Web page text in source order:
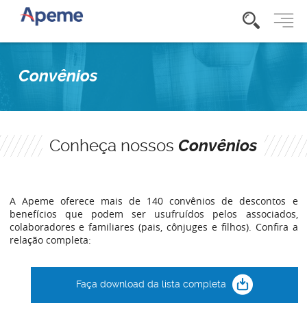
Convênios
Conheça nossos Convênios
A Apeme oferece mais de 140 convênios de descontos e
benefícios que podem ser usufruídos pelos associados,
colaboradores e familiares (pais, cônjuges e filhos). Confira a
relação completa:
Faça download da lista completa